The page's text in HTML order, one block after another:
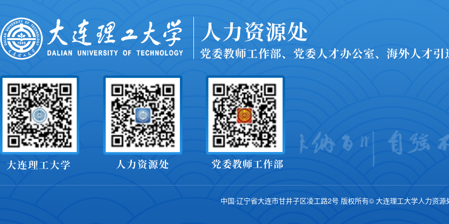
中国·辽宁省大连市甘井子区凌工路2号 版权所有© 大连理工大学人力资源